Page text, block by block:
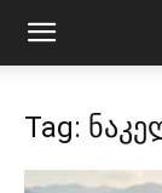
Tag: